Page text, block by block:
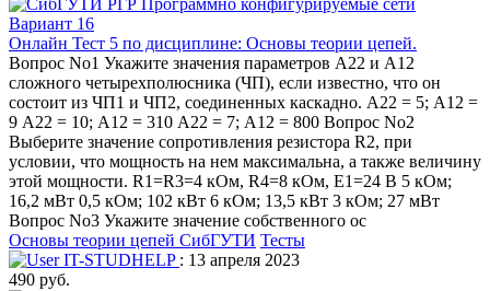
Онлайн Тест 5 по дисциплине: Основы теории цепей.
Вопрос No1 Укажите значения параметров А22 и А12
сложного четырехполюсника (ЧП), если известно, что он
состоит из ЧП1 и ЧП2, соединенных каскадно. А22 = 5; А12 =
9 А22 = 10; А12 = 310 А22 = 7; А12 = 800 Вопрос No2
Выберите значение сопротивления резистора R2, при
условии, что мощность на нем максимальна, а также величину
этой мощности. R1=R3=4 кОм, R4=8 кОм, Е1=24 В 5 кОм;
16,2 мВт 0,5 кОм; 102 кВт 6 кОм; 13,5 кВт 3 кОм; 27 мВт
Вопрос No3 Укажите значение собственного ос
Основы теории цепей СибГУТИ Тесты
IT-STUDHELP : 13 апреля 2023
490 руб.